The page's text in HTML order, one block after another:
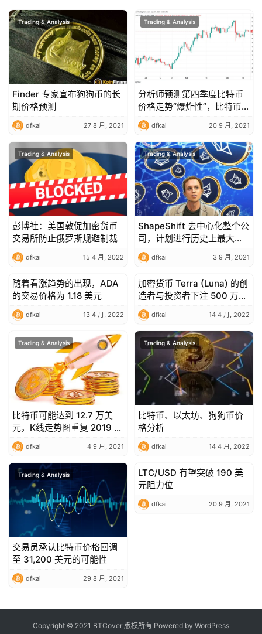
Trading & Analysis
Finder 专家宣布狗狗币的长
期价格预测
dfkai 27 8 月, 2021
Trading & Analysis
分析师预测第四季度比特币
价格走势“爆炸性”，比特币
的下一站为 8.5 万美元
dfkai 20 9 月, 2021
Trading & Analysis
彭博社：美国敦促加密货币
交易所防止俄罗斯规避制裁
dfkai 15 4 月, 2022
Trading & Analysis
ShapeShift 去中心化整个公
司，计划进行历史上最大的
空投
dfkai 3 9 月, 2021
Trading & Analysis
随着看涨趋势的出现，ADA
的交易价格为 1.18 美元
dfkai 13 4 月, 2022
Trading & Analysis
加密货币 Terra (Luna) 的创
造者与投资者下注 500 万雷
亚尔
dfkai 14 4 月, 2022
Trading & Analysis
比特币可能达到 12.7 万美
元，K线走势图重复 2019 年
价格回升
dfkai 4 9 月, 2021
Trading & Analysis
比特币、以太坊、狗狗币价
格分析
dfkai 14 4 月, 2022
Trading & Analysis
交易员承认比特币价格回调
至 31,200 美元的可能性
dfkai 29 8 月, 2021
Trading & Analysis
LTC/USD 有望突破 190 美
元阻力位
dfkai 20 9 月, 2021
Copyright © 2021 BTCover 版权所有 Powered by WordPress